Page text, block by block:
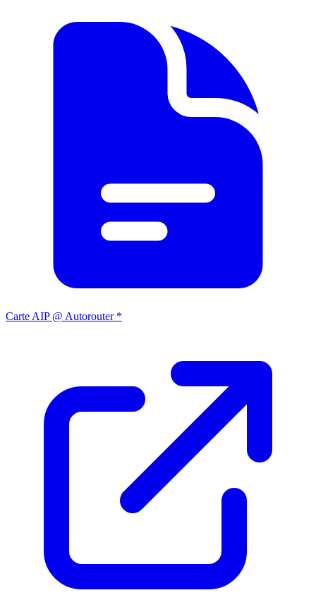
Carte AIP @ Autorouter *